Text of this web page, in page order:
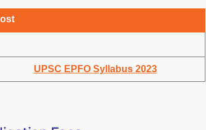
UPSC EPFO Syllabus 2023